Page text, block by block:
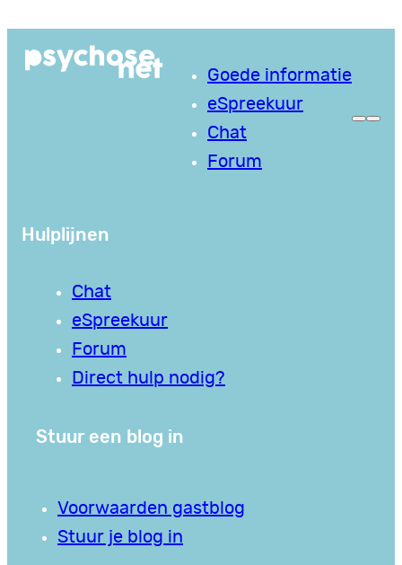
naar
Goede informatie
eSpreekuur
Chat
Forum
Hulplijnen
Chat
eSpreekuur
Forum
Direct hulp nodig?
Stuur een blog in
Voorwaarden gastblog
Stuur je blog in